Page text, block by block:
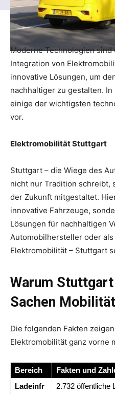
Moderne Technologien
Integration von
innovative Lösungen, um
nachhaltiger zu gestalten.
einige der wichtigsten
vor.
Elektromobilität Stuttgart
Stuttgart – die Wiege des
nicht nur Tradition schreibt,
der Zukunft mitgestaltet.
innovative Fahrzeuge,
Lösungen für nachhaltigen
Automobilhersteller oder
Elektromobilität – Stuttgart
Warum
Sachen
Die folgenden Fakten
Elektromobilität ganz vorne
Bereich
Fakten und
Ladeinfr
2.732 öffentliche